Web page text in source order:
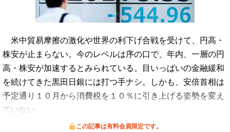
米中貿易摩擦の激化や世界の利下げ合戦を受けて、円高・
株安が止まらない。今のレベルは序の口で、年内、一層の円
高・株安が加速するとみられている。目いっぱいの金融緩和
を続けてきた黒田日銀には打つ手ナシ。しかも、安倍首相は
予定通り１０月から消費税を１０％に引き上げる姿勢を変え
ていない。…
この記事は有料会員限定です。